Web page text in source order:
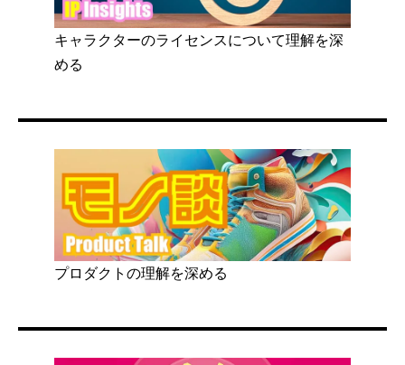
キャラクターのライセンスについて理解を深
める
プロダクトの理解を深める